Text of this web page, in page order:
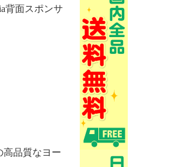
背面スポンサ
高品質なヨー